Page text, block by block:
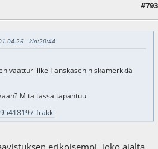
#793
- klo:20:44
vaatturiliike Tanskasen niskamerkkiä
Mitä tässä tapahtuu
frakki
erikoisempi, joko ajalta